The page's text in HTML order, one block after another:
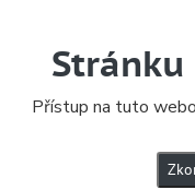
Přístup na tuto